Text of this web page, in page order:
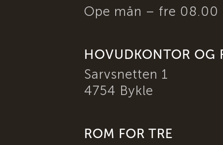
Ope mån – fre 08.00
HOVUDKONTOR OG
Sarvsnetten 1
4754 Bykle
ROM FOR TRE